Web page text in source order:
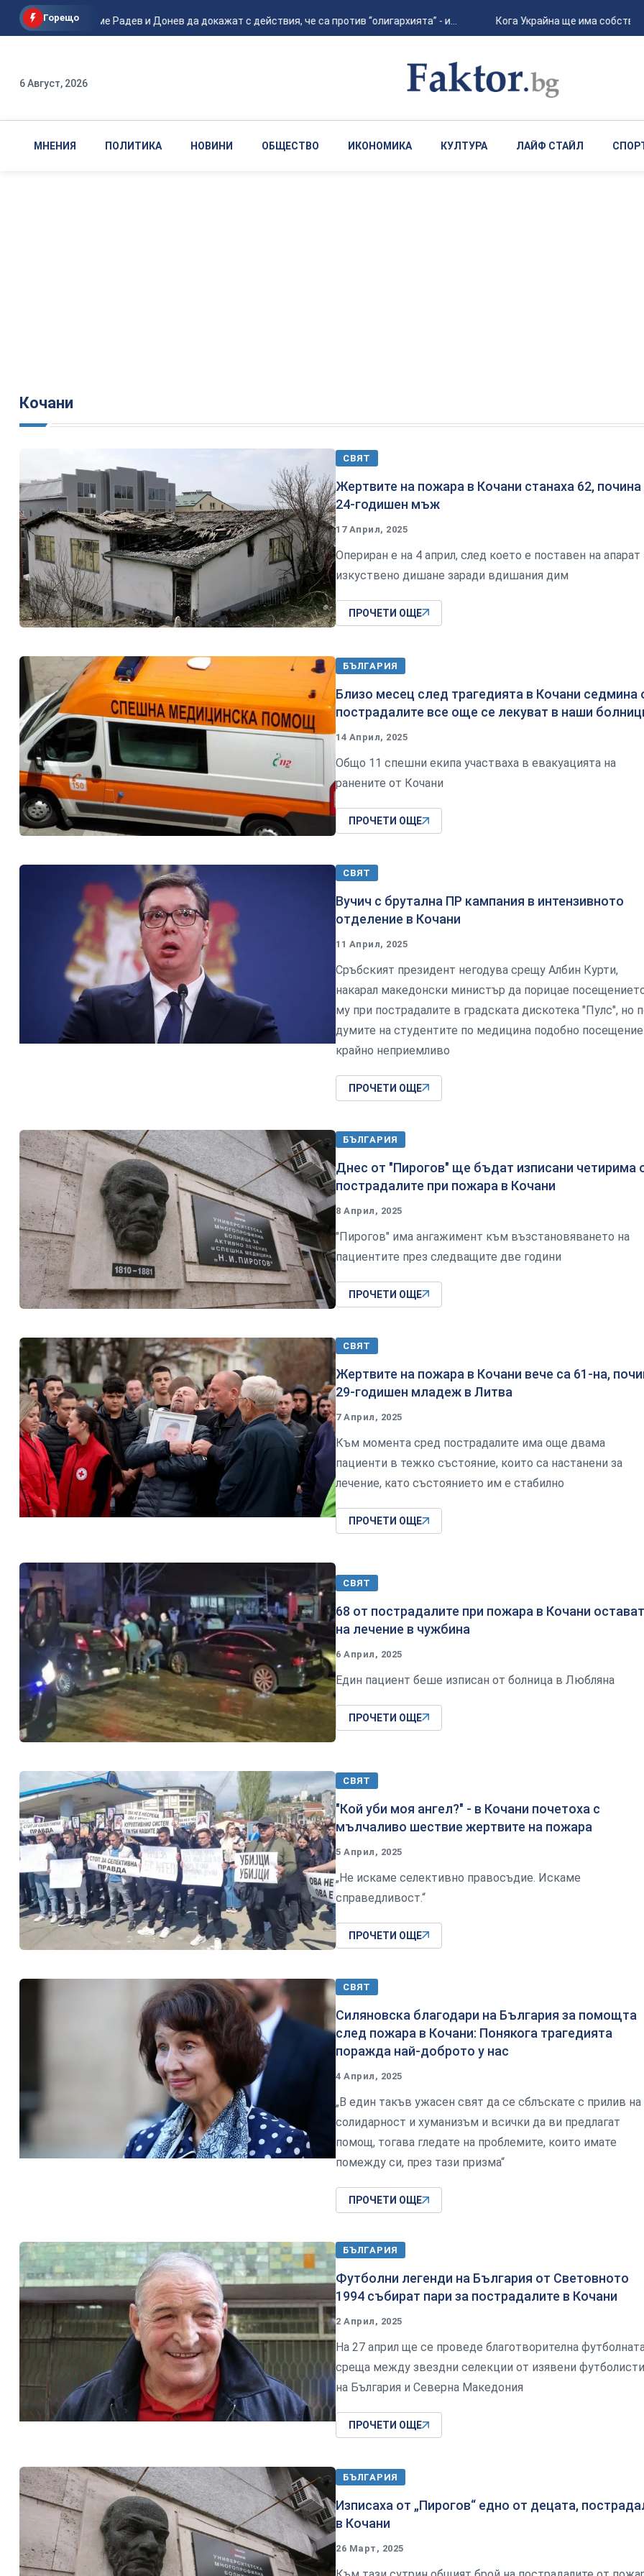
Горещо
Кънев: Време Радев и Донев да докажат с действия, че са против “олигархията” - и... Кога Украйна ще има собствена
6 Август, 2026
МНЕНИЯ ПОЛИТИКА НОВИНИ ОБЩЕСТВО ИКОНОМИКА КУЛТУРА ЛАЙФ СТАЙЛ
Кочани
СВЯТ
Жертвите на пожара в Кочани станаха 62, почина
24-годишен мъж
17 Април, 2025
Опериран е на 4 април, след което е поставен на апарат
изкуствено дишане заради вдишания дим
ПРОЧЕТИ ОЩЕ
БЪЛГАРИЯ
Близо месец след трагедията в Кочани седмина
пострадалите все още се лекуват в наши
14 Април, 2025
Общо 11 спешни екипа участваха в евакуацията на
ранените от Кочани
ПРОЧЕТИ ОЩЕ
СВЯТ
Вучич с брутална ПР кампания в интензивното
отделение в Кочани
11 Април, 2025
Сръбският президент негодува срещу Албин Курти,
накарал македонски министър да порицае
му при пострадалите в градската дискотека "Пулс", но
думите на студентите по медицина подобно
крайно неприемливо
ПРОЧЕТИ ОЩЕ
БЪЛГАРИЯ
Днес от "Пирогов" ще бъдат изписани четирима
пострадалите при пожара в Кочани
8 Април, 2025
"Пирогов" има ангажимент към възстановяването на
пациентите през следващите две години
ПРОЧЕТИ ОЩЕ
СВЯТ
Жертвите на пожара в Кочани вече са 61-на,
29-годишен младеж в Литва
7 Април, 2025
Към момента сред пострадалите има още двама
пациенти в тежко състояние, които са настанени за
лечение, като състоянието им е стабилно
ПРОЧЕТИ ОЩЕ
СВЯТ
68 от пострадалите при пожара в Кочани остават
на лечение в чужбина
6 Април, 2025
Един пациент беше изписан от болница в Любляна
ПРОЧЕТИ ОЩЕ
СВЯТ
"Кой уби моя ангел?" - в Кочани почетоха с
мълчаливо шествие жертвите на пожара
5 Април, 2025
„Не искаме селективно правосъдие. Искаме
справедливост.“
ПРОЧЕТИ ОЩЕ
СВЯТ
Силяновска благодари на България за помощта
след пожара в Кочани: Понякога трагедията
поражда най-доброто у нас
4 Април, 2025
„В един такъв ужасен свят да се сблъскате с прилив на
солидарност и хуманизъм и всички да ви предлагат
помощ, тогава гледате на проблемите, които имате
помежду си, през тази призма“
ПРОЧЕТИ ОЩЕ
БЪЛГАРИЯ
Футболни легенди на България от Световното
1994 събират пари за пострадалите в Кочани
2 Април, 2025
На 27 април ще се проведе благотворителна
среща между звездни селекции от изявени футболисти
на България и Северна Македония
ПРОЧЕТИ ОЩЕ
БЪЛГАРИЯ
Изписаха от „Пирогов“ едно от децата,
в Кочани
26 Март, 2025